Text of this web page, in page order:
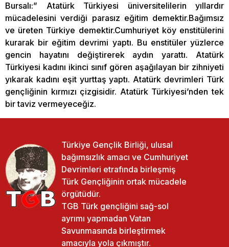
Bursalı:” Atatürk Türkiyesi üniversitelilerin yıllardır
mücadelesini verdiği parasız eğitim demektir.Bağımsız
ve üreten Türkiye demektir.Cumhuriyet köy enstitülerini
kurarak bir eğitim devrimi yaptı. Bu enstitüler yüzlerce
gencin hayatını değiştirerek aydın yarattı. Atatürk
Türkiyesi kadını ikinci sınıf gören aşağılayan bir zihniyeti
yıkarak kadını eşit yurttaş yaptı. Atatürk devrimleri Türk
gençliğinin kırmızı çizgisidir. Atatürk Türkiyesi’nden tek
bir taviz vermeyeceğiz.
Türkiye Gençlik Birliği, ulusal
bağımsızlık amacı ve Cumhuriyet
Devrimleri etrafında birleşmiş
Türk Gençliğinin ortak mücadele
örgütüdür.
TGB Türk gençliğini sağ-sol
ayrımı yapmadan Vatan
Savunmasında birleştirmek
amacıyla yola çıkmıştır.